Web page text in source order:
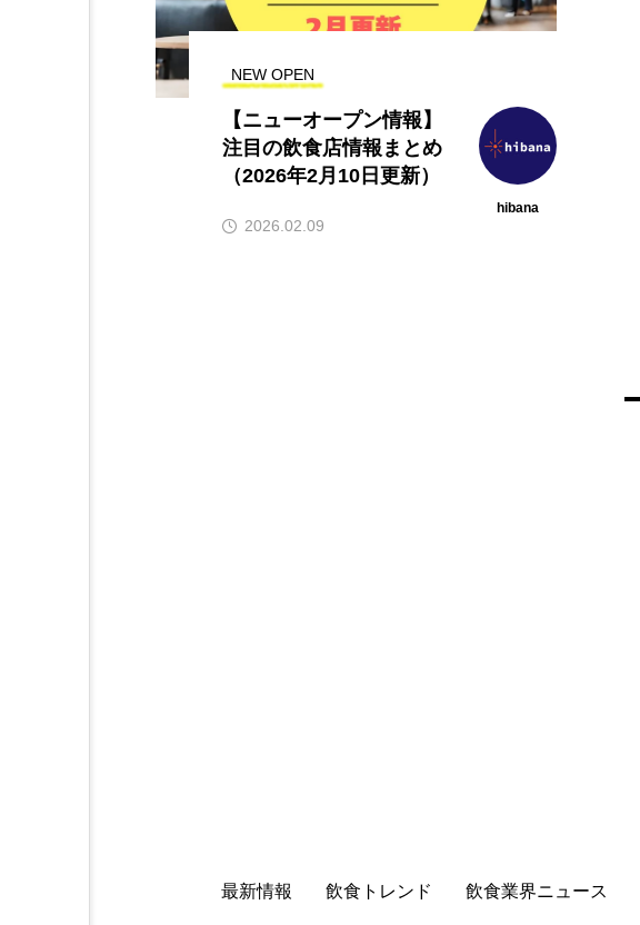
NEW OPEN
【ニューオープン情報】
注目の飲食店情報まとめ
（2026年2月10日更新）
hibana
2026.02.09
最新情報 飲食トレンド 飲食業界ニュース